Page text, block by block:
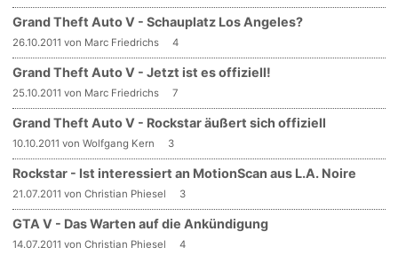
Grand Theft Auto V - Schauplatz Los Angeles?
26.10.2011 von Marc Friedrichs 4
Grand Theft Auto V - Jetzt ist es offiziell!
25.10.2011 von Marc Friedrichs 7
Grand Theft Auto V - Rockstar äußert sich offiziell
10.10.2011 von Wolfgang Kern 3
Rockstar - Ist interessiert an MotionScan aus L.A. Noire
21.07.2011 von Christian Phiesel 3
GTA V - Das Warten auf die Ankündigung
14.07.2011 von Christian Phiesel 4